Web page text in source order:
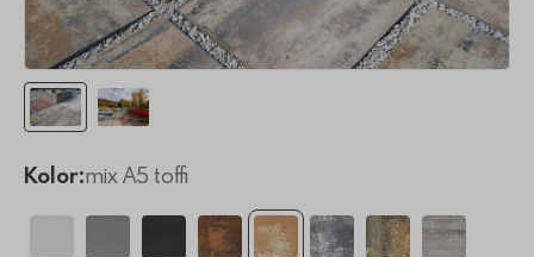
Kolor:mix A5 toffi